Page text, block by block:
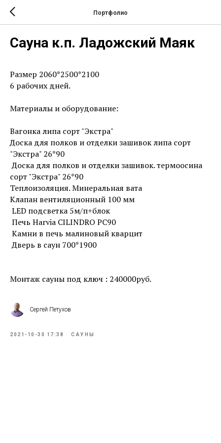
Портфолио
Сауна к.п. Ладожский Маяк
Размер 2060*2500*2100
6 рабочих дней.
Материалы и оборудование:
Вагонка липа сорт "Экстра"
Доска для полков и отделки зашивок липа сорт
"Экстра" 26*90
Доска для полков и отделки зашивок. термоосина
сорт "Экстра" 26*90
Теплоизоляция. Минеральная вата
Клапан вентиляционный 100 мм
LED подсветка 5м/п+блок
Печь Harvia CILINDRO PC90
Камни в печь малиновый кварцит
Дверь в саун 700*1900
Монтаж сауны под ключ : 240000руб.
Сергей Петухов
2021-10-30 17:38 САУНЫ